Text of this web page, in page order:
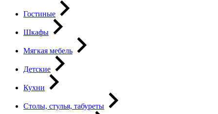
Гостиные
Шкафы
Мягкая мебель
Детские
Кухни
Столы, стулья, табуреты